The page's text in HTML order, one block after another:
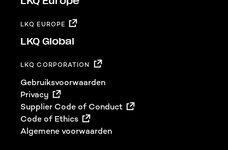
LKQ EUROPE
LKQ Global
LKQ CORPORATION
Footer
Gebruiksvoorwaarden
Privacy
Supplier Code of Conduct
Code of Ethics
Algemene voorwaarden